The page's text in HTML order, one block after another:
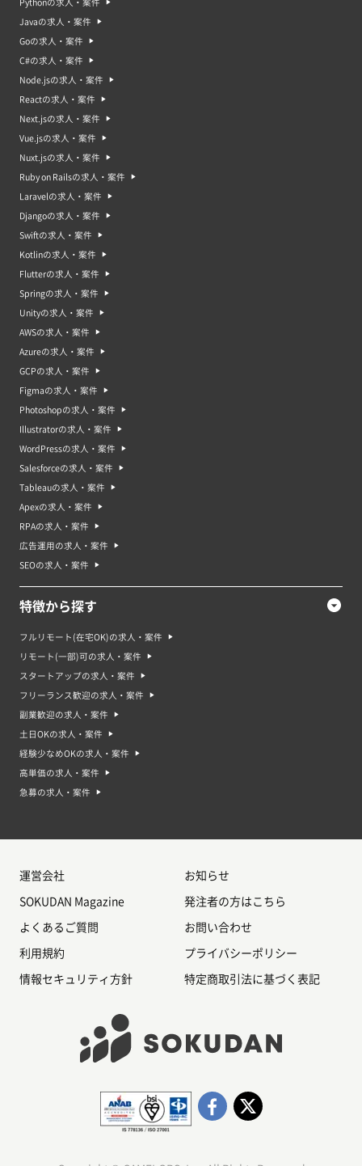
Pythonの求人・案件
Javaの求人・案件
Goの求人・案件
C#の求人・案件
Node.jsの求人・案件
Reactの求人・案件
Next.jsの求人・案件
Vue.jsの求人・案件
Nuxt.jsの求人・案件
Ruby on Railsの求人・案件
Laravelの求人・案件
Djangoの求人・案件
Swiftの求人・案件
Kotlinの求人・案件
Flutterの求人・案件
Springの求人・案件
Unityの求人・案件
AWSの求人・案件
Azureの求人・案件
GCPの求人・案件
Figmaの求人・案件
Photoshopの求人・案件
Illustratorの求人・案件
WordPressの求人・案件
Salesforceの求人・案件
Tableauの求人・案件
Apexの求人・案件
RPAの求人・案件
広告運用の求人・案件
SEOの求人・案件
特徴から探す
フルリモート(在宅OK)の求人・案件
リモート(一部)可の求人・案件
スタートアップの求人・案件
フリーランス歓迎の求人・案件
副業歓迎の求人・案件
土日OKの求人・案件
経験少なめOKの求人・案件
高単価の求人・案件
急募の求人・案件
運営会社 お知らせ
SOKUDAN Magazine 発注者の方はこちら
よくあるご質問 お問い合わせ
利用規約 プライバシーポリシー
情報セキュリティ方針 特定商取引法に基づく表記